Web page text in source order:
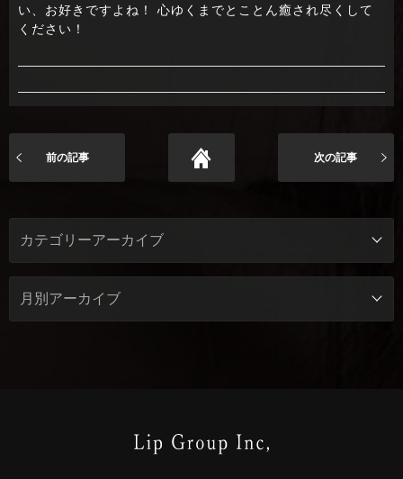
い、お好きですよね！ 心ゆくまでとことん癒され尽くして
ください！
前の記事 次の記事